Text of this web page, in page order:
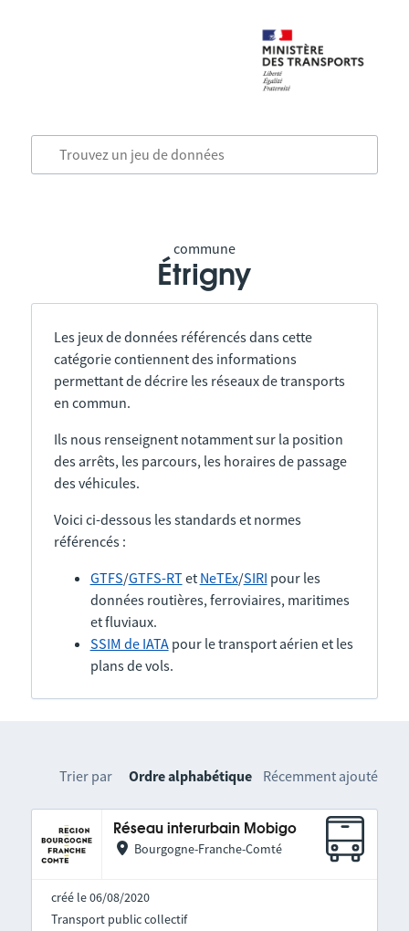
commune
Étrigny
Les jeux de données référencés dans cette
catégorie contiennent des informations
permettant de décrire les réseaux de transports
en commun.
Ils nous renseignent notamment sur la position
des arrêts, les parcours, les horaires de passage
des véhicules.
Voici ci-dessous les standards et normes
référencés :
GTFS/GTFS-RTet NeTEx/SIRI pour les
données routières, ferroviaires, maritimes
et fluviaux.
SSIM de IATApour le transport aérien et les
plans de vols.
Trier par Ordre alphabétique Récemment ajouté
Réseau interurbain Mobigo
Bourgogne-Franche-Comté
créé le 06/08/2020
Transport public collectif